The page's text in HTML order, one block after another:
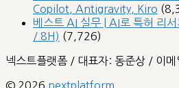
Copilot, Antigravity, Kiro
베스트 AI 실무 | AI로 특허 리
/ 8H) (7,726)
넥스트플랫폼 / 대표자: 동준상 / 이
© 2026 nextplatform